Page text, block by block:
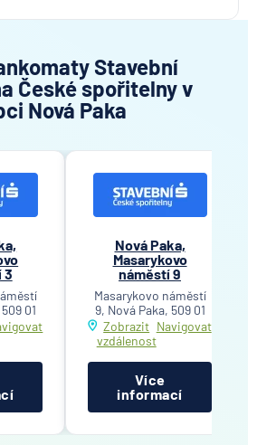
Stavební
České spořitelny v
Nová Paka
3
01
Nová Paka,
Masarykovo
náměstí 9
Masarykovo náměstí
9, Nová Paka, 509 01
Zobrazit
vzdálenost
Navigovat
Více
informací